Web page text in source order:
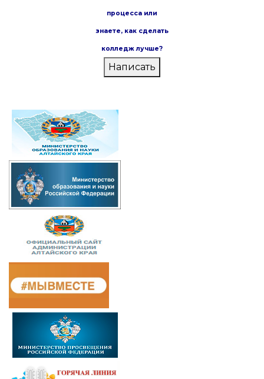
процесса или
знаете, как сделать
колледж лучше?
Написать